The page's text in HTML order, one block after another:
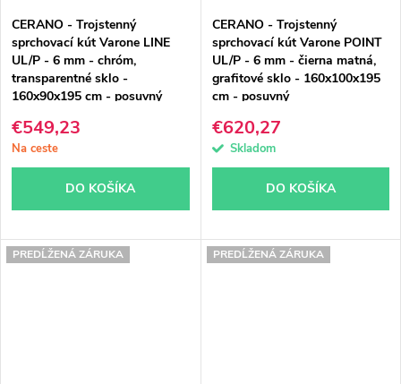
CERANO - Trojstenný
sprchovací kút Varone LINE
UL/P - 6 mm - chróm,
transparentné sklo -
160x90x195 cm - posuvný
€549,23
Na ceste
DO KOŠÍKA
CERANO - Trojstenný
sprchovací kút Varone POINT
UL/P - 6 mm - čierna matná,
grafitové sklo - 160x100x195
cm - posuvný
€620,27
Skladom
DO KOŠÍKA
PREDĹŽENÁ ZÁRUKA PREDĹŽENÁ ZÁRUKA